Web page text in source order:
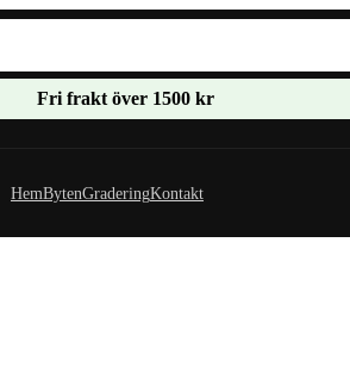
Fri frakt över 1500 kr
HemBytenGraderingKontakt